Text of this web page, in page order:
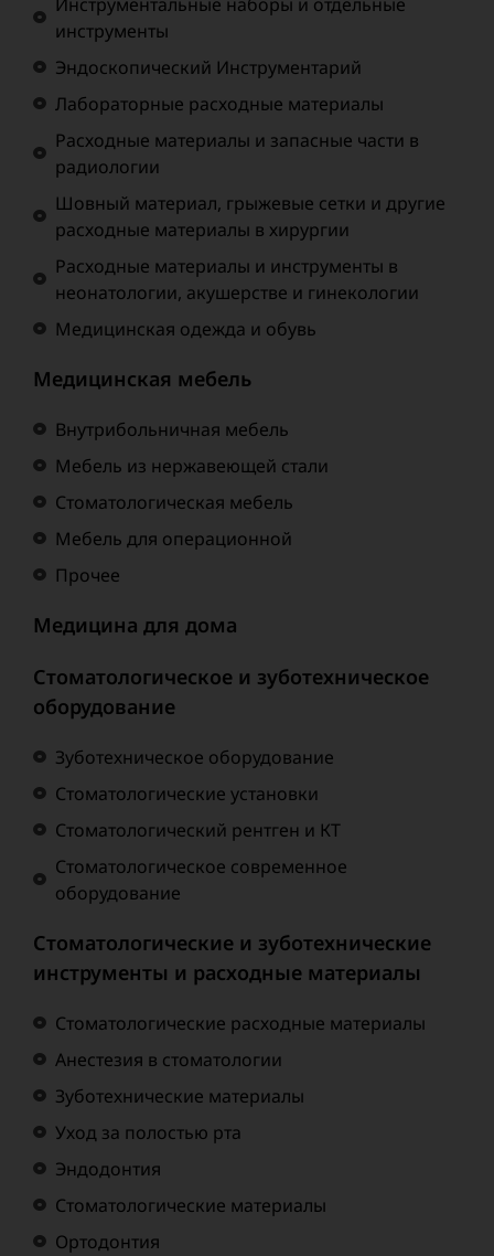
инструменты
Эндоскопический Инструментарий
Лабораторные расходные материалы
Расходные материалы и запасные части в
радиологии
Шовный материал, грыжевые сетки и другие
расходные материалы в хирургии
Расходные материалы и инструменты в
неонатологии, акушерстве и гинекологии
Медицинская одежда и обувь
Медицинская мебель
Внутрибольничная мебель
Мебель из нержавеющей стали
Стоматологическая мебель
Мебель для операционной
Прочее
Медицина для дома
Стоматологическое и зуботехническое
оборудование
Зуботехническое оборудование
Стоматологические установки
Стоматологический рентген и КТ
Стоматологическое современное
оборудование
Стоматологические и зуботехнические
инструменты и расходные материалы
Стоматологические расходные материалы
Анестезия в стоматологии
Зуботехнические материалы
Уход за полостью рта
Эндодонтия
Стоматологические материалы
Ортодонтия